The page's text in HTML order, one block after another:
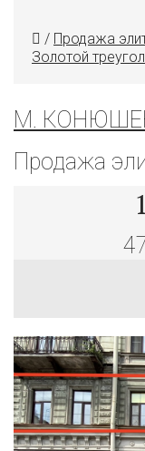
/ Продажа
Золотой
М.
Продажа